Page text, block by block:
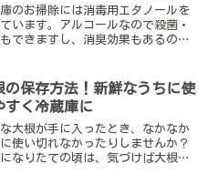
のお掃除には消毒用エタノールを
います。アルコールなので殺菌・
できますし、消臭効果もあるので
回は我が家の冷蔵庫をお掃除した
まとめてみました。...
の保存方法！新鮮なうちに使
すく冷蔵庫に
大根が手に入ったとき、なかなか
使い切れなかったりしませんか？
なりたての頃は、気づけば大根を